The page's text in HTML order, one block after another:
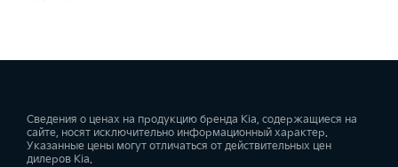
Сведения о ценах на продукцию бренда Kia, содержащиеся на
сайте, носят исключительно информационный характер.
Указанные цены могут отличаться от действительных цен
дилеров Kia.